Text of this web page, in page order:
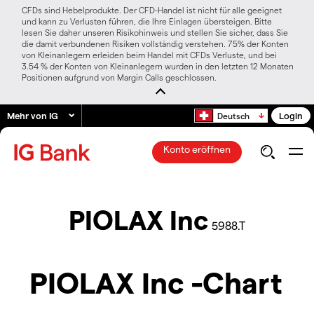
CFDs sind Hebelprodukte. Der CFD-Handel ist nicht für alle geeignet
und kann zu Verlusten führen, die Ihre Einlagen übersteigen. Bitte
lesen Sie daher unseren Risikohinweis und stellen Sie sicher, dass Sie
die damit verbundenen Risiken vollständig verstehen. 75% der Konten
von Kleinanlegern erleiden beim Handel mit CFDs Verluste, und bei
3.54 % der Konten von Kleinanlegern wurden in den letzten 12 Monaten
Positionen aufgrund von Margin Calls geschlossen.
Mehr von IG Deutsch Login
Konto eröffnen
PIOLAX Inc 5988.T
PIOLAX Inc -Chart